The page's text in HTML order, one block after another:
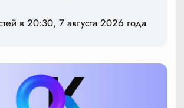
в 20:30, 7 августа 2026 года